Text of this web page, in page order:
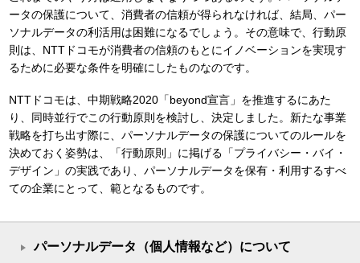
ータの保護について、消費者の信頼が得られなければ、結局、パー
ソナルデータの利活用は困難になるでしょう。その意味で、行動原
則は、NTTドコモが消費者の信頼のもとにイノベーションを実現す
るために必要な条件を明確にしたものなのです。
NTTドコモは、中期戦略2020「beyond宣言」を推進するにあた
り、同時並行でこの行動原則を検討し、決定しました。新たな事業
戦略を打ち出す際に、パーソナルデータの保護についてのルールを
決めておく姿勢は、「行動原則」に掲げる「プライバシー・バイ・
デザイン」の実践であり、パーソナルデータを保有・利用するすべ
ての企業にとって、範となるものです。
パーソナルデータ（個人情報など）について